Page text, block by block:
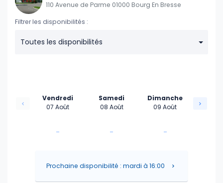
110 Avenue de Parme 01000 Bourg En Bresse
Filtrer les disponibilités :
Toutes les disponibilités
Vendredi
07 Août
-
Samedi
08 Août
-
Dimanche
09 Août
-
Prochaine disponibilité : mardi à 16:00